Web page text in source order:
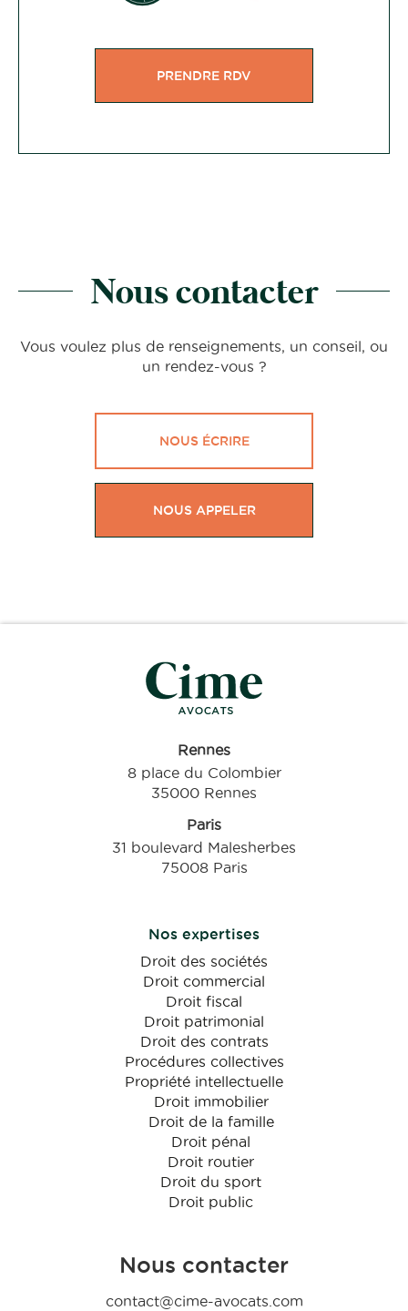
PRENDRE RDV
Nous contacter
Vous voulez plus de renseignements, un conseil, ou
un rendez-vous ?
NOUS ÉCRIRE
NOUS APPELER
Rennes
8 place du Colombier
35000 Rennes
Paris
31 boulevard Malesherbes
75008 Paris
Nos expertises
Droit des sociétés
Droit commercial
Droit fiscal
Droit patrimonial
Droit des contrats
Procédures collectives
Propriété intellectuelle
Droit immobilier
Droit de la famille
Droit pénal
Droit routier
Droit du sport
Droit public
Nous contacter
contact@cime-avocats.com